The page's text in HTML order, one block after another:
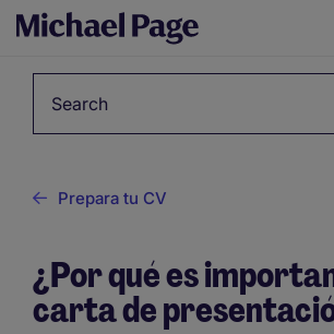
Prepara tu CV
¿Por qué es
carta de